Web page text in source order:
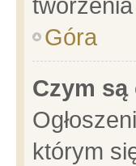
Góra
Czym są
którym